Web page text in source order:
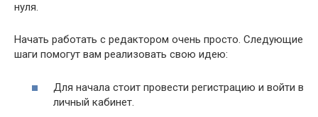
нуля.
Начать работать с редактором очень просто. Следующие
шаги помогут вам реализовать свою идею:
Для начала стоит провести регистрацию и войти в
личный кабинет.